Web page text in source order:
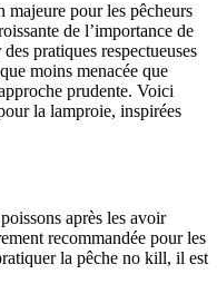
majeure pour les pêcheurs
de l’importance de
pratiques respectueuses
moins menacée que
prudente. Voici
la lamproie, inspirées
après les avoir
recommandée pour les
la pêche no kill, il est